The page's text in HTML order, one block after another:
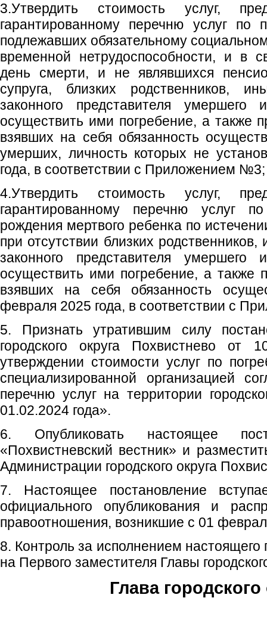
3.Утвердить стоимость услуг,
гарантированному перечню услуг по
подлежавших обязательному
временной нетрудоспособности, и в
день смерти, и не являвшихся
супруга, близких родственников,
законного представителя умершего
осуществить ими погребение, а также
взявших на себя обязанность
умерших, личность которых не
года, в соответствии с Приложением №3;
4.Утвердить стоимость услуг,
гарантированному перечню услуг
рождения мертвого ребенка по
при отсутствии близких
законного представителя умершего
осуществить ими погребение, а также
взявших на себя обязанность
февраля 2025 года, в соответствии с
5. Признать утратившим силу
городского округа Похвистнево
утверждении стоимости услуг по
специализированной организацией
перечню услуг на территории
01.02.2024 года».
6. Опубликовать настоящее
«Похвистневский вестник» и
Администрации городского округа
7. Настоящее постановление
официального опубликования и
правоотношения, возникшие с 01
8. Контроль за исполнением настоящего
на Первого заместителя Главы
Глава городского